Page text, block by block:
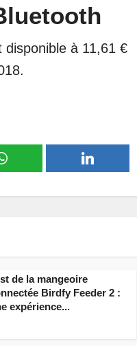
disponible à 11,61 €
de la mangeoire
Birdfy Feeder 2 :
expérience...